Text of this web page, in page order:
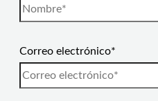
Correo electrónico*